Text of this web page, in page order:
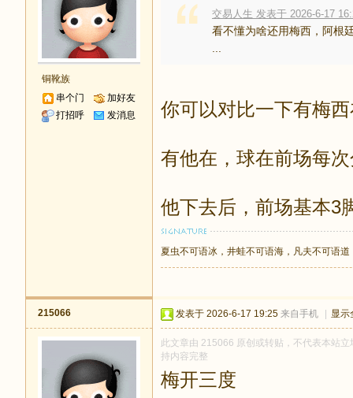
铜靴族
串个门
加好友
打招呼
发消息
交易人生 发表于 2026-6-17
看不懂为啥还用梅西，阿根
你可以对比一下有梅
有他在，球在前场每
他下去后，前场基本3
夏虫不可语冰，井蛙不可语海，凡夫不可语道
215066 发表于 2026-6-17 19:25 来自手机 显示
此文章由 215066 原创或转贴，不代表本站
持内容完整
梅开三度